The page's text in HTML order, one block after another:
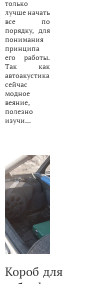
только
лучше начать
все по
порядку, для
понимания
принципа
его работы.
Так как
автоакустика
сейчас
модное
веяние,
полезно
изучи...
Короб для